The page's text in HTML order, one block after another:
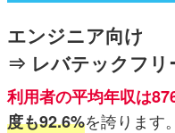
エンジニア向け
⇒ レバテックフリ
利用者の平均年収は
度も92.6%を誇ります。